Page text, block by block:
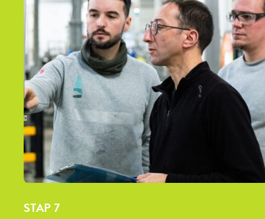
STAP 7